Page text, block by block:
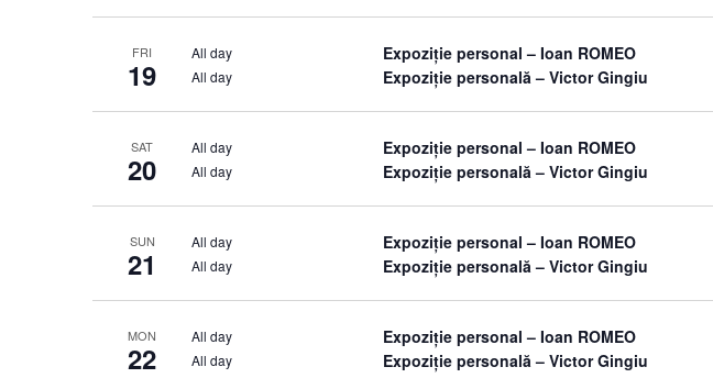
FRI
19
All day Expoziție personal – Ioan ROMEO
All day Expoziție personală – Victor Gingiu
SAT
20
All day Expoziție personal – Ioan ROMEO
All day Expoziție personală – Victor Gingiu
SUN
21
All day Expoziție personal – Ioan ROMEO
All day Expoziție personală – Victor Gingiu
MON
22
All day Expoziție personal – Ioan ROMEO
All day Expoziție personală – Victor Gingiu